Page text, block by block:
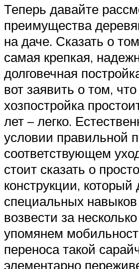
Теперь давайте
преимущества
на даче. Сказать о
самая крепкая,
долговечная
вот заявить о том, что
хозпостройка
лет – легко.
условии правильной
соответствующем
стоит сказать о
конструкции, который
специальных
возвести за
упомянем
переноса такой
элементарно